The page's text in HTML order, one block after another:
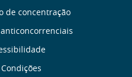
de concentração